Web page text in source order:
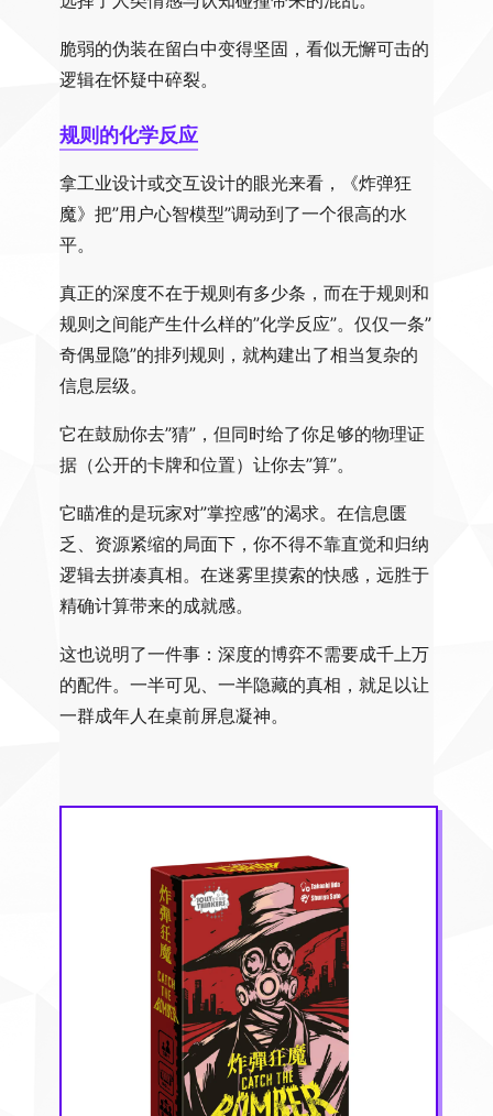
脆弱的伪装在留白中变得坚固，看似无懈可击的
逻辑在怀疑中碎裂。
规则的化学反应
拿工业设计或交互设计的眼光来看，《炸弹狂
魔》把”用户心智模型”调动到了一个很高的水
平。
真正的深度不在于规则有多少条，而在于规则和
规则之间能产生什么样的”化学反应”。仅仅一条”
奇偶显隐”的排列规则，就构建出了相当复杂的
信息层级。
它在鼓励你去”猜”，但同时给了你足够的物理证
据（公开的卡牌和位置）让你去”算”。
它瞄准的是玩家对”掌控感”的渴求。在信息匮
乏、资源紧缩的局面下，你不得不靠直觉和归纳
逻辑去拼凑真相。在迷雾里摸索的快感，远胜于
精确计算带来的成就感。
这也说明了一件事：深度的博弈不需要成千上万
的配件。一半可见、一半隐藏的真相，就足以让
一群成年人在桌前屏息凝神。